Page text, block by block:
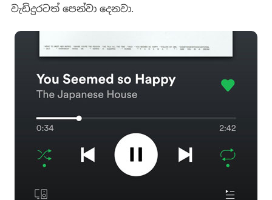
වැඩිදුරටත් පෙන්වා දෙනවා.